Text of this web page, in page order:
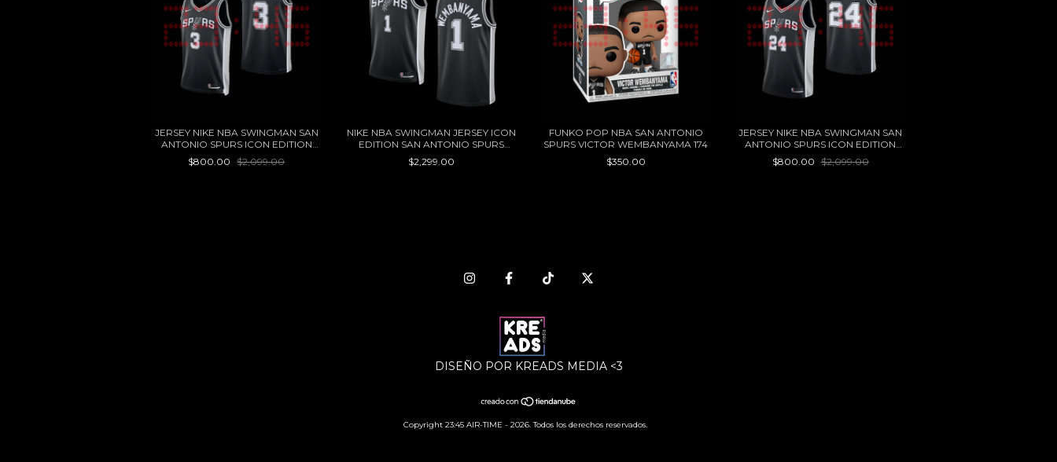
JERSEY NIKE NBA SWINGMAN SAN
ANTONIO SPURS ICON EDITION
KELDON JOHNSON 22/23
$800.00 $2,099.00
NIKE NBA SWINGMAN JERSEY ICON
EDITION SAN ANTONIO SPURS
VICTOR WEMBANYAMA
$2,299.00
FUNKO POP NBA SAN ANTONIO
SPURS VICTOR WEMBANYAMA 174
$350.00
JERSEY NIKE NBA SWINGMAN SAN
ANTONIO SPURS ICON EDITION
DEVIN VASSELL 22/23
$800.00 $2,099.00
DISEÑO POR KREADS MEDIA <3
Copyright 23:45 AIR-TIME - 2026. Todos los derechos reservados.